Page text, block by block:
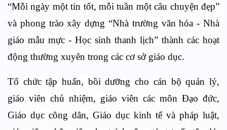
“Mỗi ngày một tin tốt, mỗi tuần một câu chuyện đẹp”
và phong trào xây dựng “Nhà trường văn hóa - Nhà
giáo mẫu mực - Học sinh thanh lịch” thành các hoạt
động thường xuyên trong các cơ sở giáo dục.
Tổ chức tập huấn, bồi dưỡng cho cán bộ quản lý,
giáo viên chủ nhiệm, giáo viên các môn Đạo đức,
Giáo dục công dân, Giáo dục kinh tế và pháp luật,